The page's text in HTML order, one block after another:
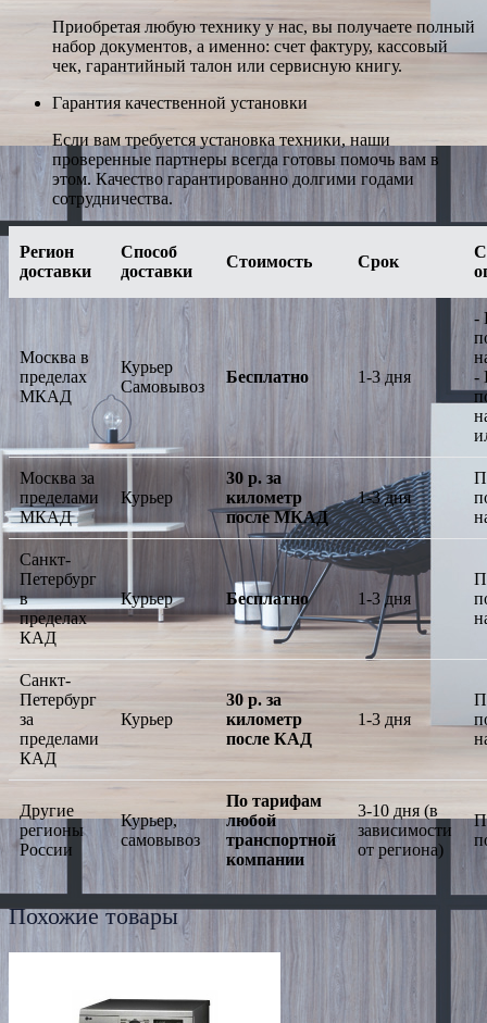
Приобретая любую технику у нас, вы получаете полный
набор документов, а именно: счет фактуру, кассовый
чек, гарантийный талон или сервисную книгу.
Гарантия качественной установки
Если вам требуется установка техники, наши
проверенные партнеры всегда готовы помочь вам в
этом. Качество гарантированно долгими годами
сотрудничества.
Регион
доставки
Способ
доставки
Стоимость Срок
Москва в
пределах
МКАД
Курьер
Самовывоз
Бесплатно 1-3 дня
-
-
Москва за
пределами
МКАД
Курьер
30 р. за
километр
после МКАД
1-3 дня
Санкт-
Петербург
в
пределах
КАД
Курьер Бесплатно 1-3 дня
Санкт-
Петербург
за
пределами
КАД
Курьер
30 р. за
километр
после КАД
1-3 дня
Другие
регионы
России
Курьер,
самовывоз
По тарифам
любой
транспортной
компании
3-10 дня (в
зависимости
от региона)
Похожие товары